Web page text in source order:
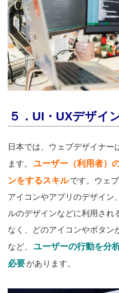
５．UI・UXデザイ
日本では、ウェブデザイナー
ます。
ユーザー（利用者）
ンをするスキルです。ウェ
アイコンやアプリのデザイン
ルのデザインなどに利用され
なく、どのアイコンやボタン
など、
ユーザーの行動を分
必要があります。